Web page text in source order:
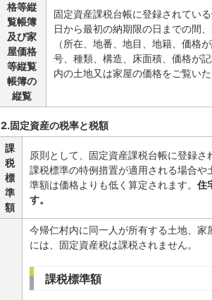
格等縦
覧帳簿
及び家
屋価格
等縦覧
帳簿の
縦覧
固定資産課税台帳に登録されてい
日から最初の納期限の日までの間
（所在、地番、地目、地籍、価格
号、種類、構造、床面積、価格が
内の土地又は家屋の価格をご覧いた
2.固定資産の税率と税額
課
税
標
準
額
原則として、固定資産課税台帳に登録
課税標準の特例措置が適用される場合
準額は価格よりも低く算定されます。 住
す。
今帰仁村内に同一人が所有する土地、
には、固定資産税は課税されません。
課税標準額